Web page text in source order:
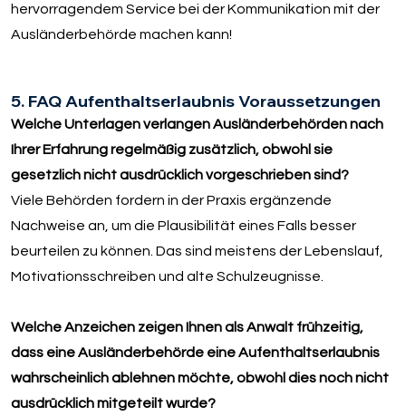
hervorragendem Service bei der Kommunikation mit der
Ausländerbehörde machen kann!
5. FAQ Aufenthaltserlaubnis Voraussetzungen
Welche Unterlagen verlangen Ausländerbehörden nach
Ihrer Erfahrung regelmäßig zusätzlich, obwohl sie
gesetzlich nicht ausdrücklich vorgeschrieben sind?
Viele Behörden fordern in der Praxis ergänzende
Nachweise an, um die Plausibilität eines Falls besser
beurteilen zu können. Das sind meistens der Lebenslauf,
Motivationsschreiben und alte Schulzeugnisse.
Welche Anzeichen zeigen Ihnen als Anwalt frühzeitig,
dass eine Ausländerbehörde eine Aufenthaltserlaubnis
wahrscheinlich ablehnen möchte, obwohl dies noch nicht
ausdrücklich mitgeteilt wurde?